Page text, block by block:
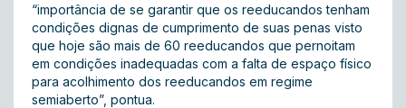
“importância de se garantir que os reeducandos tenham
condições dignas de cumprimento de suas penas visto
que hoje são mais de 60 reeducandos que pernoitam
em condições inadequadas com a falta de espaço físico
para acolhimento dos reeducandos em regime
semiaberto”, pontua.